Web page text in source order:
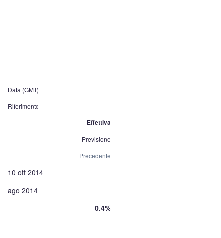
Data (GMT)
Riferimento
Effettiva
Previsione
Precedente
10 ott 2014
ago 2014
0.4%
—